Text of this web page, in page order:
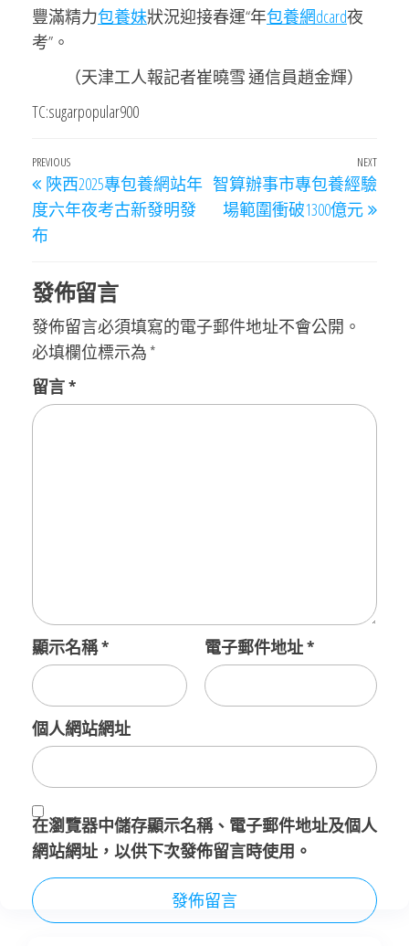
豐滿精力包養妹狀況迎接春運“年包養網dcard夜
考”。
（天津工人報記者崔曉雪 通信員趙金輝）
TC:sugarpopular900
文
章
導
Previous
Post
PREVIOUS
陜西2025專包養網站年
度六年夜考古新發明發
布
Next
NEXT
智算辦事市專包養經驗
場範圍衝破1300億元
發佈留言
發佈留言必須填寫的電子郵件地址不會公開。
必填欄位標示為 *
留言*
顯示名稱* 電子郵件地址*
個人網站網址
在瀏覽器中儲存顯示名稱、電子郵件地址及個人
網站網址，以供下次發佈留言時使用。